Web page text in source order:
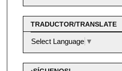
TRADUCTOR/TRANSLATE
Select Language ▼